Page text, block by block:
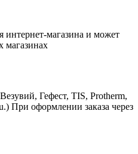
интернет-магазина и может
магазинах
Гефест, TIS, Protherm,
При оформлении заказа через